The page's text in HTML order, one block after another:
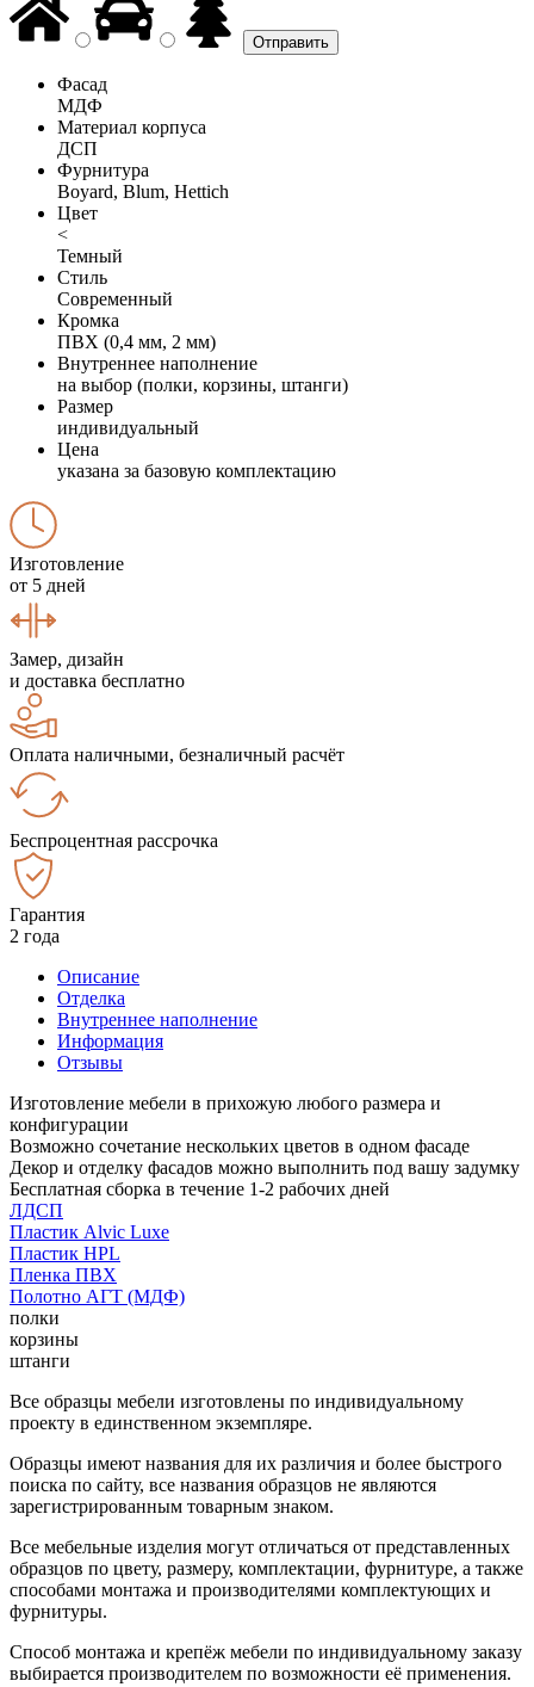
Фасад
МДФ
Материал корпуса
ДСП
Фурнитура
Boyard, Blum, Hettich
Цвет
<
Темный
Стиль
Современный
Кромка
ПВХ (0,4 мм, 2 мм)
Внутреннее наполнение
на выбор (полки, корзины, штанги)
Размер
индивидуальный
Цена
указана за базовую комплектацию
Изготовление
от 5 дней
Замер, дизайн
и доставка бесплатно
Оплата наличными, безналичный расчёт
Беспроцентная рассрочка
Гарантия
2 года
Описание
Отделка
Внутреннее наполнение
Информация
Отзывы
Изготовление мебели в прихожую любого размера и
конфигурации
Возможно сочетание нескольких цветов в одном фасаде
Декор и отделку фасадов можно выполнить под вашу задумку
Бесплатная сборка в течение 1-2 рабочих дней
ЛДСП
Пластик Alvic Luxe
Пластик HPL
Пленка ПВХ
Полотно АГТ (МДФ)
полки
корзины
штанги
Все образцы мебели изготовлены по индивидуальному
проекту в единственном экземпляре.
Образцы имеют названия для их различия и более быстрого
поиска по сайту, все названия образцов не являются
зарегистрированным товарным знаком.
Все мебельные изделия могут отличаться от представленных
образцов по цвету, размеру, комплектации, фурнитуре, а также
способами монтажа и производителями комплектующих и
фурнитуры.
Способ монтажа и крепёж мебели по индивидуальному заказу
выбирается производителем по возможности её применения.